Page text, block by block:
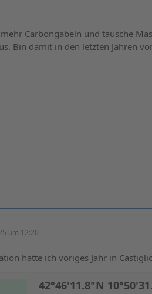
Carbongabeln und tausche
Bin damit in den letzten Jahren
um 12:20
hatte ich voriges Jahr in
42°46'11.8"N